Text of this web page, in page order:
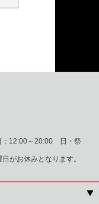
：12:00～20:00 日・祭
がお休みとなります。